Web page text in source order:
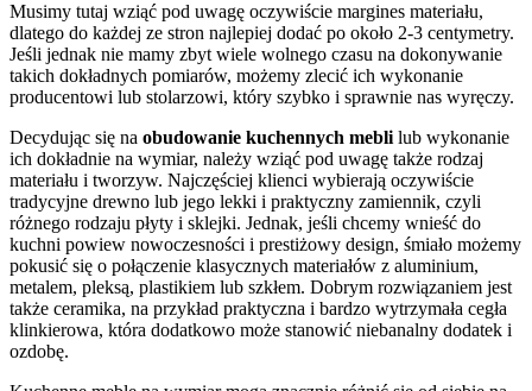
Musimy tutaj wziąć pod uwagę oczywiście margines materiału,
dlatego do każdej ze stron najlepiej dodać po około 2-3 centymetry.
Jeśli jednak nie mamy zbyt wiele wolnego czasu na dokonywanie
takich dokładnych pomiarów, możemy zlecić ich wykonanie
producentowi lub stolarzowi, który szybko i sprawnie nas wyręczy.
Decydując się na obudowanie kuchennych mebli lub wykonanie
ich dokładnie na wymiar, należy wziąć pod uwagę także rodzaj
materiału i tworzyw. Najczęściej klienci wybierają oczywiście
tradycyjne drewno lub jego lekki i praktyczny zamiennik, czyli
różnego rodzaju płyty i sklejki. Jednak, jeśli chcemy wnieść do
kuchni powiew nowoczesności i prestiżowy design, śmiało możemy
pokusić się o połączenie klasycznych materiałów z aluminium,
metalem, pleksą, plastikiem lub szkłem. Dobrym rozwiązaniem jest
także ceramika, na przykład praktyczna i bardzo wytrzymała cegła
klinkierowa, która dodatkowo może stanowić niebanalny dodatek i
ozdobę.